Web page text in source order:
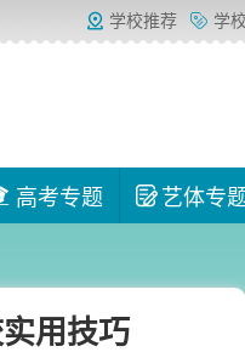
高考专题 艺体专
学校推荐 学
用技巧